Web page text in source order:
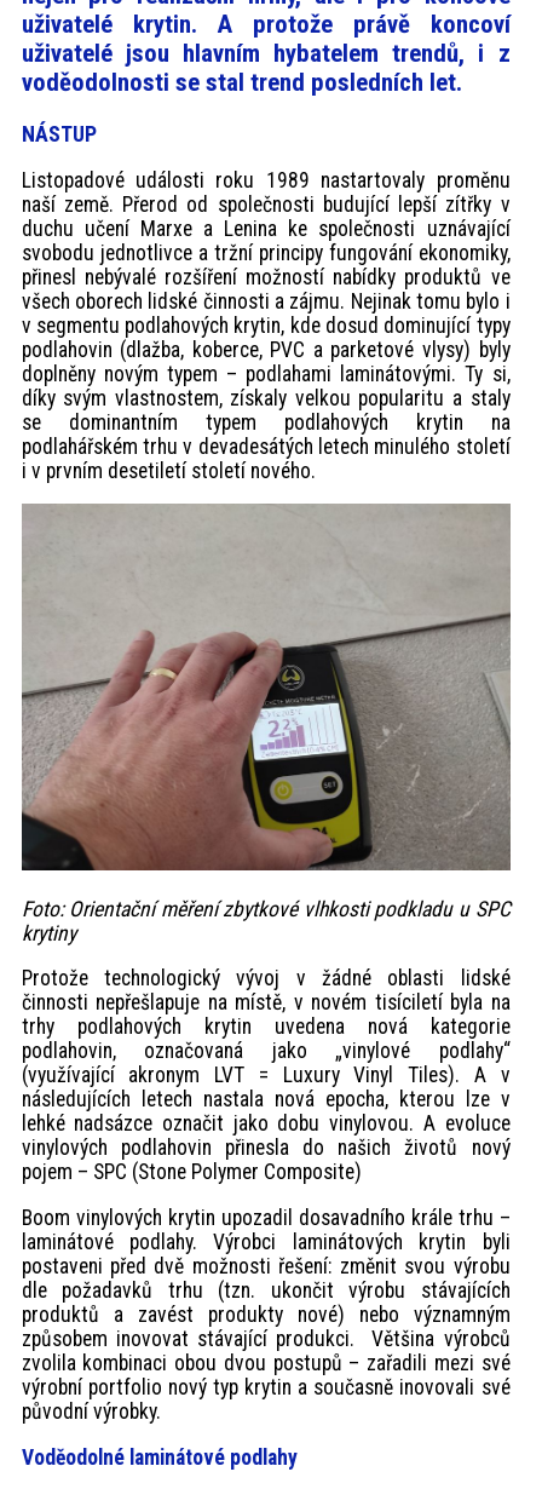
akce
ProfiMag
Kontakt
uživatelé krytin. A protože právě koncoví
uživatelé jsou hlavním hybatelem trendů, i z
voděodolnosti se stal trend posledních let.
NÁSTUP
Listopadové události roku 1989 nastartovaly proměnu
naší země. Přerod od společnosti budující lepší zítřky v
duchu učení Marxe a Lenina ke společnosti uznávající
svobodu jednotlivce a tržní principy fungování ekonomiky,
přinesl nebývalé rozšíření možností nabídky produktů ve
všech oborech lidské činnosti a zájmu. Nejinak tomu bylo i
v segmentu podlahových krytin, kde dosud dominující typy
podlahovin (dlažba, koberce, PVC a parketové vlysy) byly
doplněny novým typem – podlahami laminátovými. Ty si,
díky svým vlastnostem, získaly velkou popularitu a staly
se dominantním typem podlahových krytin na
podlahářském trhu v devadesátých letech minulého století
i v prvním desetiletí století nového.
Foto: Orientační měření zbytkové vlhkosti podkladu u SPC
krytiny
Protože technologický vývoj v žádné oblasti lidské
činnosti nepřešlapuje na místě, v novém tisíciletí byla na
trhy podlahových krytin uvedena nová kategorie
podlahovin, označovaná jako „vinylové podlahy“
(využívající akronym LVT = Luxury Vinyl Tiles). A v
následujících letech nastala nová epocha, kterou lze v
lehké nadsázce označit jako dobu vinylovou. A evoluce
vinylových podlahovin přinesla do našich životů nový
pojem – SPC (Stone Polymer Composite)
Boom vinylových krytin upozadil dosavadního krále trhu –
laminátové podlahy. Výrobci laminátových krytin byli
postaveni před dvě možnosti řešení: změnit svou výrobu
dle požadavků trhu (tzn. ukončit výrobu stávajících
produktů a zavést produkty nové) nebo významným
způsobem inovovat stávající produkci. Většina výrobců
zvolila kombinaci obou dvou postupů – zařadili mezi své
výrobní portfolio nový typ krytin a současně inovovali své
původní výrobky.
Voděodolné laminátové podlahy